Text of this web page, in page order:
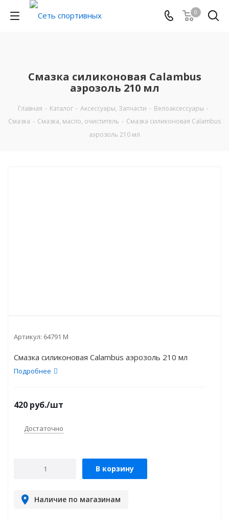
0
Смазка силиконовая Calambus
аэрозоль 210 мл
Главная - Каталог - Аксессуары, Запчасти - Велоаксессуары -
Смазка - Смазка, масло, очиститель - Смазка силиконовая Calambus
аэрозоль 210 мл
Артикул: 64791 М
Смазка силиконовая Calambus аэрозоль 210 мл
Подробнее
420 руб./шт
Достаточно
В корзину
Наличие по магазинам